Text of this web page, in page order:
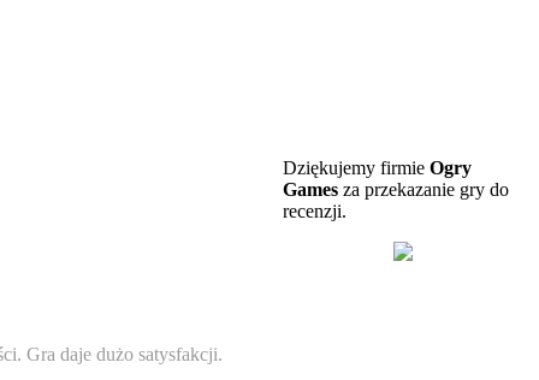
Dziękujemy firmie Ogry
Games za przekazanie gry do
recenzji.
Gra daje dużo satysfakcji.